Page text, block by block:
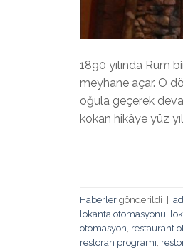
1890 yılında Rum
meyhane açar. O
oğula geçerek
kokan hikâye yüz
Haberler gönderildi |
lokanta otomasyonu
otomasyon restaurant
restoran programı